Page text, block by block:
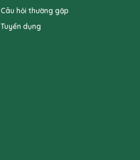
Câu hỏi thường gặp
Tuyển dụng